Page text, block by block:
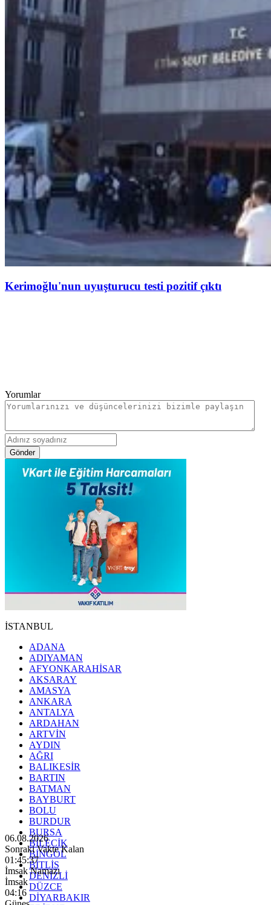
Kerimoğlu'nun uyuşturucu testi pozitif çıktı
Yorumlar
Gönder
İSTANBUL
ADANA
ADIYAMAN
AFYONKARAHİSAR
AKSARAY
AMASYA
ANKARA
ANTALYA
ARDAHAN
ARTVİN
AYDIN
AĞRI
BALIKESİR
BARTIN
BATMAN
BAYBURT
BOLU
BURDUR
BURSA
BİLECİK
BİNGÖL
BİTLİS
DENİZLİ
DÜZCE
DİYARBAKIR
06.08.2026
Sonraki Vakte Kalan
01:45:35
İmsak Namazı
İmsak
04:16